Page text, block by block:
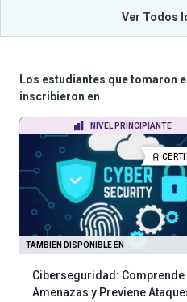
Ver Todos
Los estudiantes que tomaron
inscribieron en
NIVEL PRINCIPIANTE
TAMBIÉN DISPONIBLE EN
Ciberseguridad: Comprende
Amenazas y Previene